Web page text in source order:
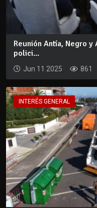
Reunión Antía, Negro
polici...
Jun 11 2025 861
INTERÉS GENERAL